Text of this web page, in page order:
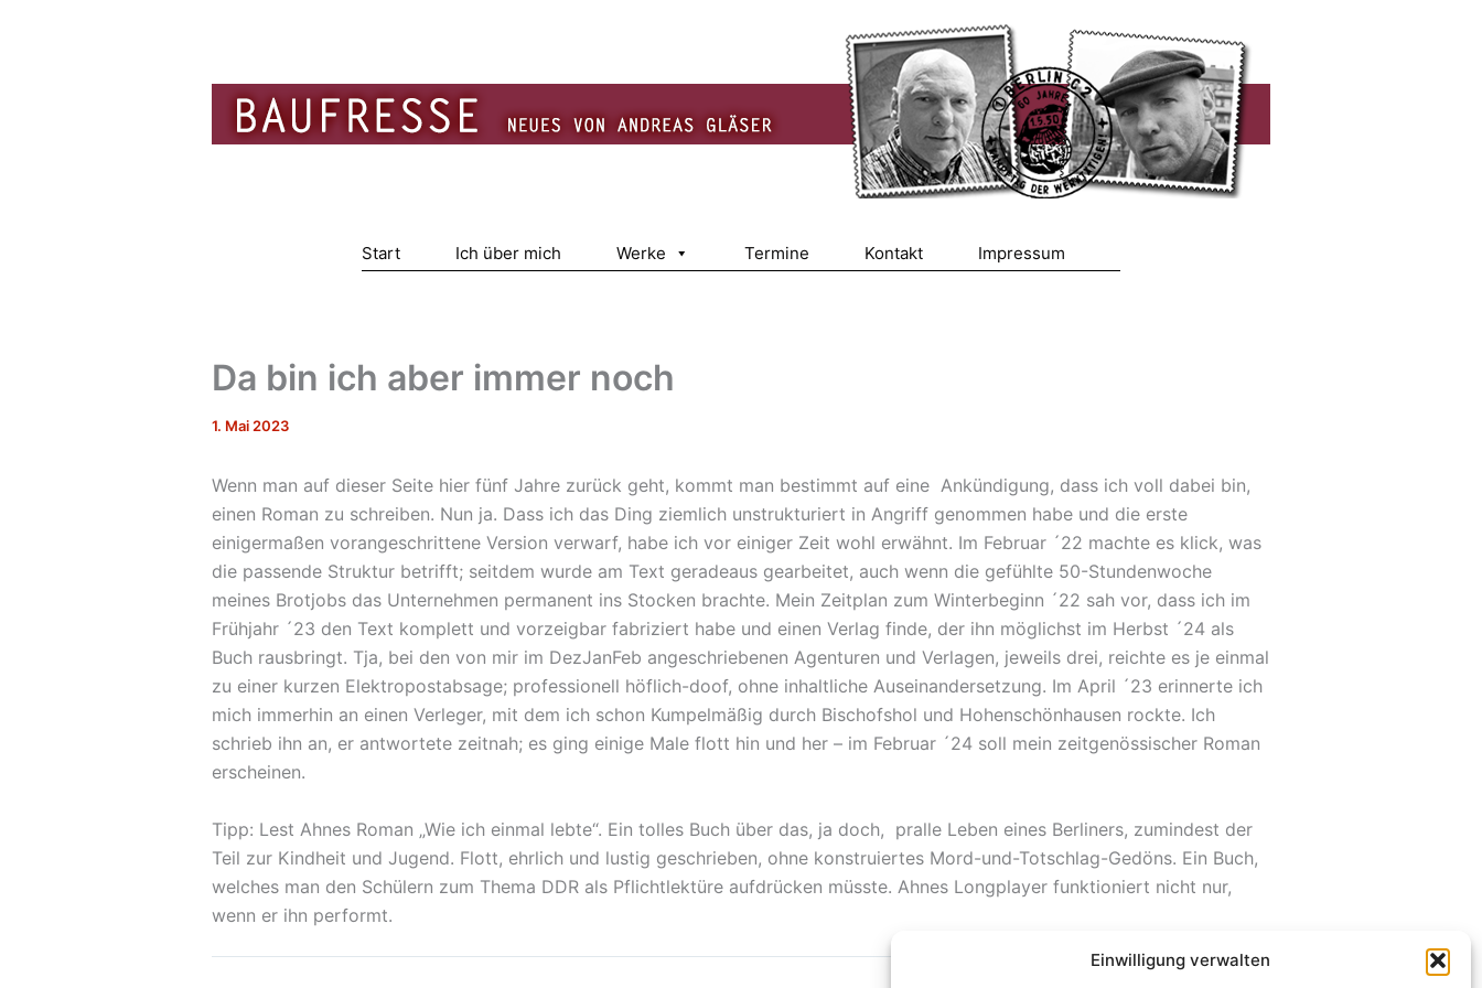
Einwilligung verwalten
Start Ich über mich Werke Termine Kontakt Impressum
Da bin ich aber immer noch
1. Mai 2023
Wenn man auf dieser Seite hier fünf Jahre zurück geht, kommt man bestimmt auf eine Ankündigung, dass ich voll dabei bin,
einen Roman zu schreiben. Nun ja. Dass ich das Ding ziemlich unstrukturiert in Angriff genommen habe und die erste
einigermaßen vorangeschrittene Version verwarf, habe ich vor einiger Zeit wohl erwähnt. Im Februar ´22 machte es klick, was
die passende Struktur betrifft; seitdem wurde am Text geradeaus gearbeitet, auch wenn die gefühlte 50-Stundenwoche
meines Brotjobs das Unternehmen permanent ins Stocken brachte. Mein Zeitplan zum Winterbeginn ´22 sah vor, dass ich im
Frühjahr ´23 den Text komplett und vorzeigbar fabriziert habe und einen Verlag finde, der ihn möglichst im Herbst ´24 als
Buch rausbringt. Tja, bei den von mir im DezJanFeb angeschriebenen Agenturen und Verlagen, jeweils drei, reichte es je einmal
zu einer kurzen Elektropostabsage; professionell höflich-doof, ohne inhaltliche Auseinandersetzung. Im April ´23 erinnerte ich
mich immerhin an einen Verleger, mit dem ich schon Kumpelmäßig durch Bischofshol und Hohenschönhausen rockte. Ich
schrieb ihn an, er antwortete zeitnah; es ging einige Male flott hin und her – im Februar ´24 soll mein zeitgenössischer Roman
erscheinen.
Tipp: Lest Ahnes Roman „Wie ich einmal lebte“. Ein tolles Buch über das, ja doch, pralle Leben eines Berliners, zumindest der
Teil zur Kindheit und Jugend. Flott, ehrlich und lustig geschrieben, ohne konstruiertes Mord-und-Totschlag-Gedöns. Ein Buch,
welches man den Schülern zum Thema DDR als Pflichtlektüre aufdrücken müsste. Ahnes Longplayer funktioniert nicht nur,
wenn er ihn performt.